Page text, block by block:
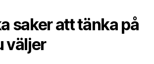
saker att tänka på
väljer